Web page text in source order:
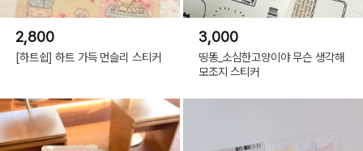
2,800
[하트쉽] 하트 가득 먼슬리 스티커
3,000
띵똥_소심한고양이야 무슨 생각해
모조지 스티커